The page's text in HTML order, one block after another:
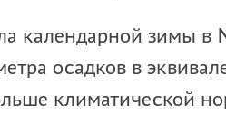
календарной зимы в
осадков в
климатической